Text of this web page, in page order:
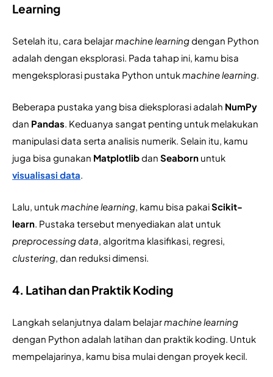
Learning
Setelah itu, cara belajar machine learning dengan Python
adalah dengan eksplorasi. Pada tahap ini, kamu bisa
mengeksplorasi pustaka Python untuk machine learning.
Beberapa pustaka yang bisa dieksplorasi adalah NumPy
dan Pandas. Keduanya sangat penting untuk melakukan
manipulasi data serta analisis numerik. Selain itu, kamu
juga bisa gunakan Matplotlib dan Seaborn
visualisasi data.
Lalu, untuk machine learning, kamu bisa pakai Scikit-
learn
preprocessing data
clustering, dan reduksi dimensi.
4. Latihan dan Praktik Koding
Langkah selanjutnya dalam belajar
dengan Python adalah latihan dan praktik koding. Untuk
mempelajarinya, kamu bisa mulai dengan proyek kecil.